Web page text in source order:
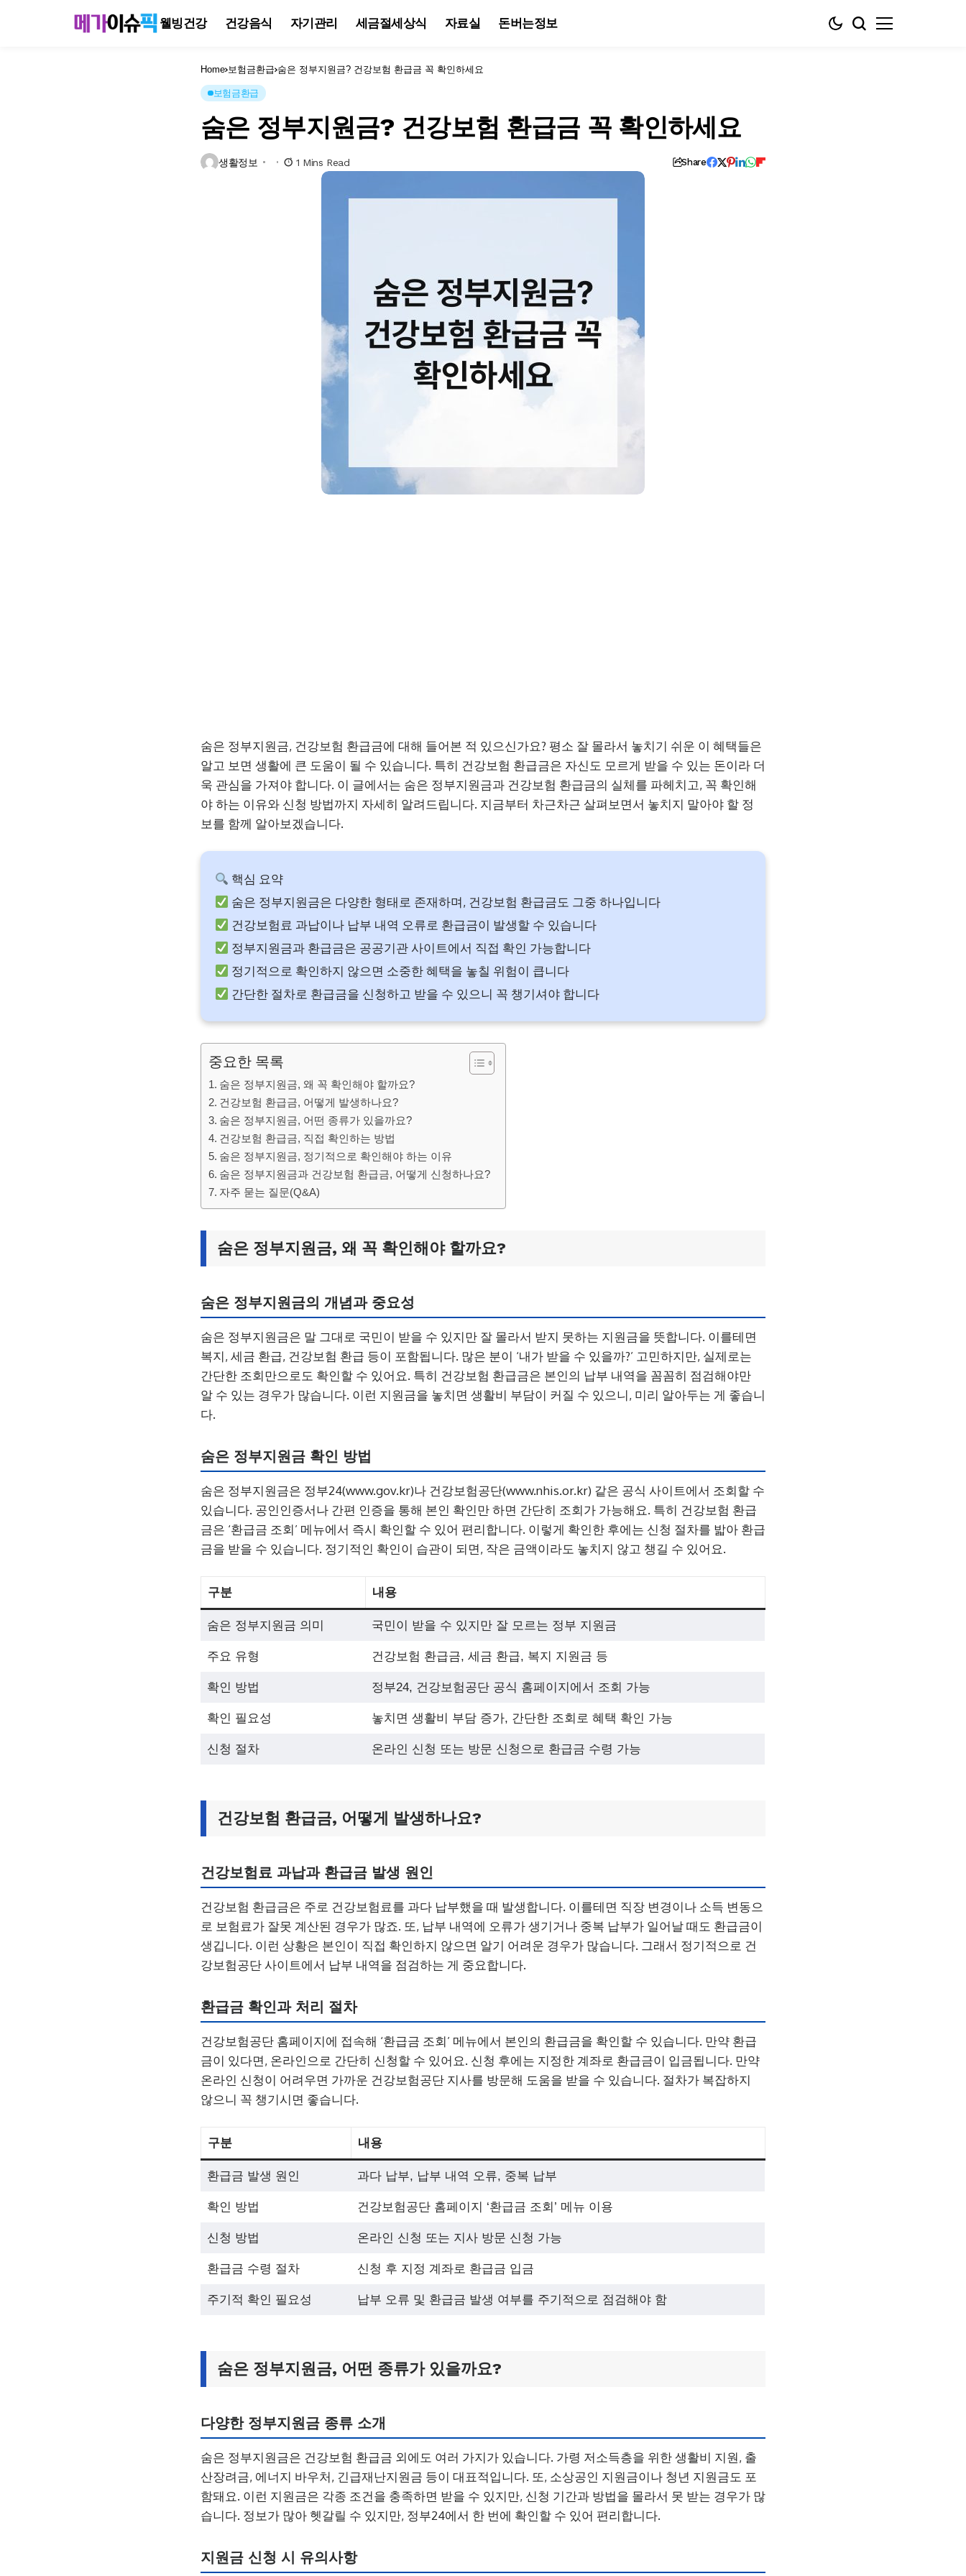
웰빙건강 건강음식 자기관리 세금절세상식 자료실 돈버는정보
Home 보험금환급 숨은 정부지원금? 건강보험 환급금 꼭 확인하세요
보험금환급
숨은 정부지원금? 건강보험 환급금 꼭 확인하세요
생활정보 1 Mins Read Share
숨은 정부지원금, 건강보험 환급금에 대해 들어본 적 있으신가요? 평소 잘 몰라서 놓치기 쉬운 이 혜택들은
알고 보면 생활에 큰 도움이 될 수 있습니다. 특히 건강보험 환급금은 자신도 모르게 받을 수 있는 돈이라 더
욱 관심을 가져야 합니다. 이 글에서는 숨은 정부지원금과 건강보험 환급금의 실체를 파헤치고, 꼭 확인해
야 하는 이유와 신청 방법까지 자세히 알려드립니다. 지금부터 차근차근 살펴보면서 놓치지 말아야 할 정
보를 함께 알아보겠습니다.
핵심 요약
숨은 정부지원금은 다양한 형태로 존재하며, 건강보험 환급금도 그중 하나입니다
건강보험료 과납이나 납부 내역 오류로 환급금이 발생할 수 있습니다
정부지원금과 환급금은 공공기관 사이트에서 직접 확인 가능합니다
정기적으로 확인하지 않으면 소중한 혜택을 놓칠 위험이 큽니다
간단한 절차로 환급금을 신청하고 받을 수 있으니 꼭 챙기셔야 합니다
중요한 목록
숨은 정부지원금, 왜 꼭 확인해야 할까요?
건강보험 환급금, 어떻게 발생하나요?
숨은 정부지원금, 어떤 종류가 있을까요?
건강보험 환급금, 직접 확인하는 방법
숨은 정부지원금, 정기적으로 확인해야 하는 이유
숨은 정부지원금과 건강보험 환급금, 어떻게 신청하나요?
자주 묻는 질문(Q&A)
숨은 정부지원금, 왜 꼭 확인해야 할까요?
숨은 정부지원금의 개념과 중요성
숨은 정부지원금은 말 그대로 국민이 받을 수 있지만 잘 몰라서 받지 못하는 지원금을 뜻합니다. 이를테면
복지, 세금 환급, 건강보험 환급 등이 포함됩니다. 많은 분이 ‘내가 받을 수 있을까?’ 고민하지만, 실제로는
간단한 조회만으로도 확인할 수 있어요. 특히 건강보험 환급금은 본인의 납부 내역을 꼼꼼히 점검해야만
알 수 있는 경우가 많습니다. 이런 지원금을 놓치면 생활비 부담이 커질 수 있으니, 미리 알아두는 게 좋습니
다.
숨은 정부지원금 확인 방법
숨은 정부지원금은 정부24(www.gov.kr)나 건강보험공단(www.nhis.or.kr) 같은 공식 사이트에서 조회할 수
있습니다. 공인인증서나 간편 인증을 통해 본인 확인만 하면 간단히 조회가 가능해요. 특히 건강보험 환급
금은 ‘환급금 조회’ 메뉴에서 즉시 확인할 수 있어 편리합니다. 이렇게 확인한 후에는 신청 절차를 밟아 환급
금을 받을 수 있습니다. 정기적인 확인이 습관이 되면, 작은 금액이라도 놓치지 않고 챙길 수 있어요.
구분 내용
숨은 정부지원금 의미 국민이 받을 수 있지만 잘 모르는 정부 지원금
주요 유형 건강보험 환급금, 세금 환급, 복지 지원금 등
확인 방법 정부24, 건강보험공단 공식 홈페이지에서 조회 가능
확인 필요성 놓치면 생활비 부담 증가, 간단한 조회로 혜택 확인 가능
신청 절차 온라인 신청 또는 방문 신청으로 환급금 수령 가능
건강보험 환급금, 어떻게 발생하나요?
건강보험료 과납과 환급금 발생 원인
건강보험 환급금은 주로 건강보험료를 과다 납부했을 때 발생합니다. 이를테면 직장 변경이나 소득 변동으
로 보험료가 잘못 계산된 경우가 많죠. 또, 납부 내역에 오류가 생기거나 중복 납부가 일어날 때도 환급금이
생깁니다. 이런 상황은 본인이 직접 확인하지 않으면 알기 어려운 경우가 많습니다. 그래서 정기적으로 건
강보험공단 사이트에서 납부 내역을 점검하는 게 중요합니다.
환급금 확인과 처리 절차
건강보험공단 홈페이지에 접속해 ‘환급금 조회’ 메뉴에서 본인의 환급금을 확인할 수 있습니다. 만약 환급
금이 있다면, 온라인으로 간단히 신청할 수 있어요. 신청 후에는 지정한 계좌로 환급금이 입금됩니다. 만약
온라인 신청이 어려우면 가까운 건강보험공단 지사를 방문해 도움을 받을 수 있습니다. 절차가 복잡하지
않으니 꼭 챙기시면 좋습니다.
구분 내용
환급금 발생 원인 과다 납부, 납부 내역 오류, 중복 납부
확인 방법 건강보험공단 홈페이지 ‘환급금 조회’ 메뉴 이용
신청 방법 온라인 신청 또는 지사 방문 신청 가능
환급금 수령 절차 신청 후 지정 계좌로 환급금 입금
주기적 확인 필요성 납부 오류 및 환급금 발생 여부를 주기적으로 점검해야 함
숨은 정부지원금, 어떤 종류가 있을까요?
다양한 정부지원금 종류 소개
숨은 정부지원금은 건강보험 환급금 외에도 여러 가지가 있습니다. 가령 저소득층을 위한 생활비 지원, 출
산장려금, 에너지 바우처, 긴급재난지원금 등이 대표적입니다. 또, 소상공인 지원금이나 청년 지원금도 포
함돼요. 이런 지원금은 각종 조건을 충족하면 받을 수 있지만, 신청 기간과 방법을 몰라서 못 받는 경우가 많
습니다. 정보가 많아 헷갈릴 수 있지만, 정부24에서 한 번에 확인할 수 있어 편리합니다.
지원금 신청 시 유의사항